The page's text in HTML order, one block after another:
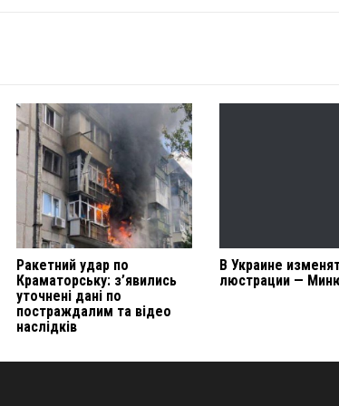
Ракетний удар по
Краматорську: з’явились
уточнені дані по
постраждалим та відео
наслідків
В Украине
люстрации —